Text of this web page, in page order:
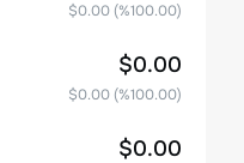
$0.00(%100.00)
$0.00
$0.00(%100.00)
$0.00